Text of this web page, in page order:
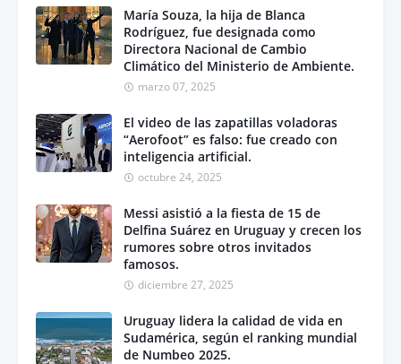
María Souza, la hija de Blanca
Rodríguez, fue designada como
Directora Nacional de Cambio
Climático del Ministerio de Ambiente.
marzo 07, 2025
El video de las zapatillas voladoras
“Aerofoot” es falso: fue creado con
inteligencia artificial.
octubre 24, 2025
Messi asistió a la fiesta de 15 de
Delfina Suárez en Uruguay y crecen los
rumores sobre otros invitados
famosos.
diciembre 27, 2025
Uruguay lidera la calidad de vida en
Sudamérica, según el ranking mundial
de Numbeo 2025.